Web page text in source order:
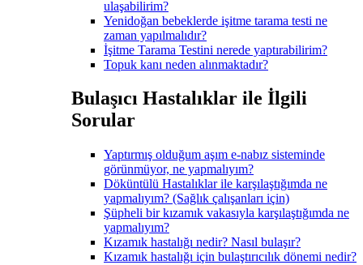
ulaşabilirim?
Yenidoğan bebeklerde işitme tarama testi ne
zaman yapılmalıdır?
İşitme Tarama Testini nerede yaptırabilirim?
Topuk kanı neden alınmaktadır?
Bulaşıcı Hastalıklar ile İlgili
Sorular
Yaptırmış olduğum aşım e-nabız sisteminde
görünmüyor, ne yapmalıyım?
Döküntülü Hastalıklar ile karşılaştığımda ne
yapmalıyım? (Sağlık çalışanları için)
Şüpheli bir kızamık vakasıyla karşılaştığımda ne
yapmalıyım?
Kızamık hastalığı nedir? Nasıl bulaşır?
Kızamık hastalığı için bulaştırıcılık dönemi nedir?